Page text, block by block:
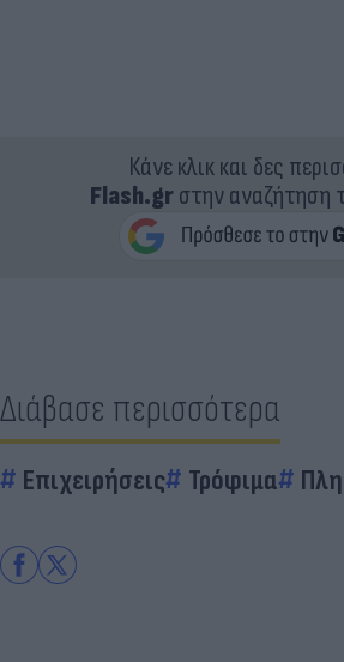
Κάνε κλικ και δες
Flash.grστην αναζήτηση
Διάβασε περισσότερα
Επιχειρήσεις Τρόφιμα